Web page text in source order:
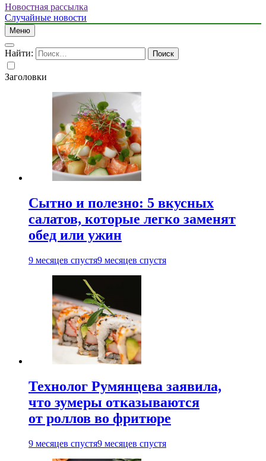
Новостная рассылка
Случайные новости
Меню
Найти:
Заголовки
Сытно и полезно: 5 вкусных
салатов, которые легко заменят
обед или ужин
9 месяцев спустя9 месяцев спустя
Технолог Румянцева заявила,
что зумеры отказываются
от роллов во фритюре
9 месяцев спустя9 месяцев спустя